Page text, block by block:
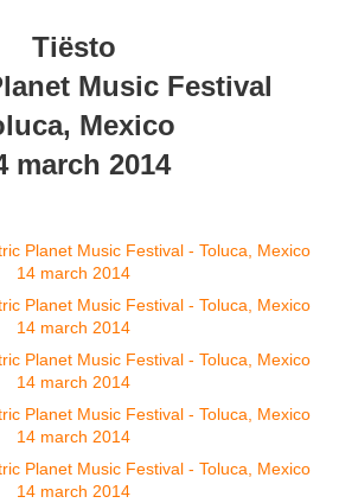
Tiësto
Music Festival
Mexico
march 2014